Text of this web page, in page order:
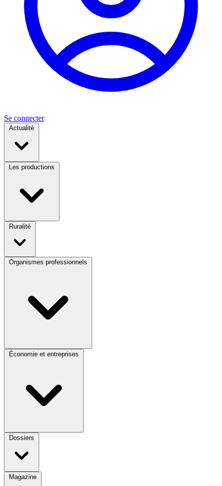
Se connecter
Actualité
Les productions
Ruralité
Organismes professionnels
Économie et entreprises
Dossiers
Magazine